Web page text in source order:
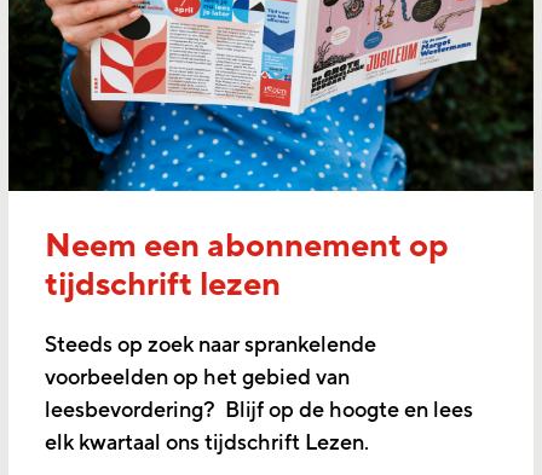
Neem een abonnement op
tijdschrift lezen
Steeds op zoek naar sprankelende
voorbeelden op het gebied van
leesbevordering? Blijf op de hoogte en lees
elk kwartaal ons tijdschrift Lezen.